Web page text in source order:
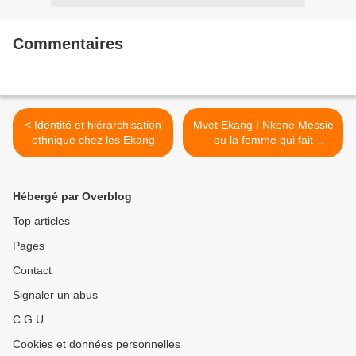
Commentaires
< Identité et hiérarchisation
ethnique chez les Ekang
Mvet Ekang I Nkene Messie
ou la femme qui fait
découvrir l'amour à Akoma
Hébergé par Overblog
Top articles
Pages
Contact
Signaler un abus
C.G.U.
Cookies et données personnelles